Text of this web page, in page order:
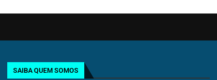
SAIBA QUEM SOMOS